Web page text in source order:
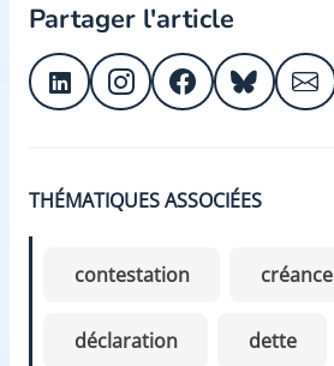
Partager l'article
THÉMATIQUES ASSOCIÉES
contestation créance
déclaration dette